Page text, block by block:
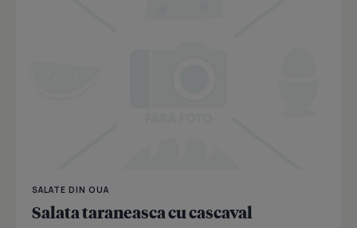
SALATE DIN OUA
Salata taraneasca cu cascaval